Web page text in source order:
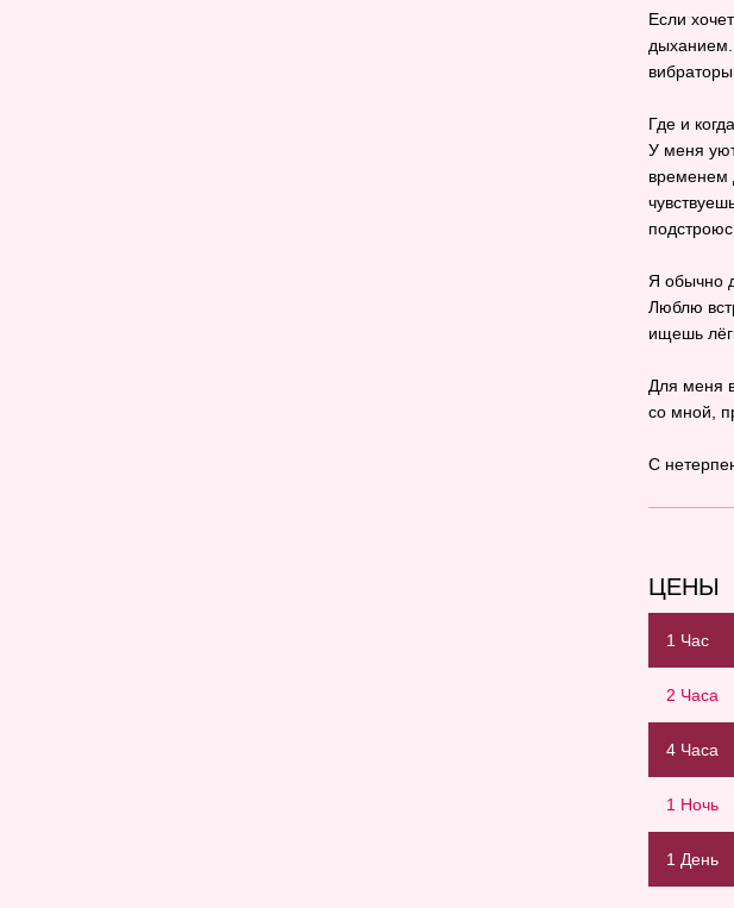
Если
дыханием.
Где и
У меня
временем
Я обычно
Люблю
ищешь
Для меня
со мной,
С
ЦЕНЫ
1 Час
2 Часа
4 Часа
1 Ночь
1 День